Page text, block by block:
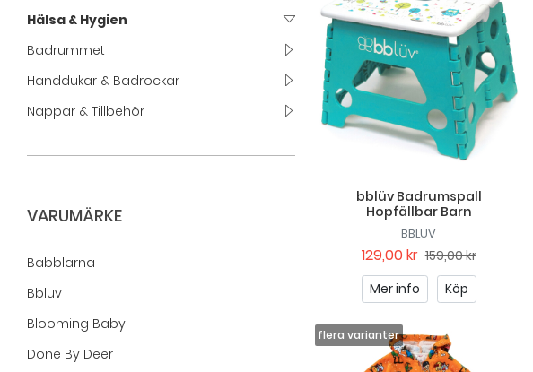
Hälsa & Hygien
Badrummet
Handdukar & Badrockar
Nappar & Tillbehör
VARUMÄRKE
Babblarna
Bbluv
Blooming Baby
Done By Deer
bblüv Badrumspall
Hopfällbar Barn
BBLUV
129,00 kr 159,00 kr
Mer info
Köp